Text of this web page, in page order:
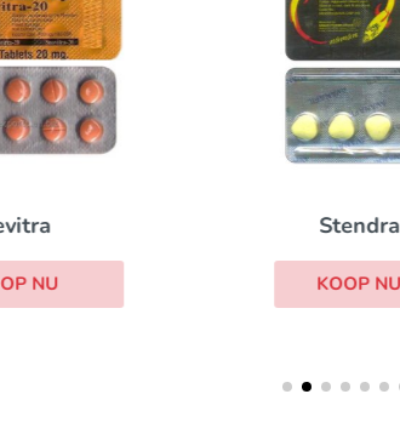
NU
Stendra
KOOP NU